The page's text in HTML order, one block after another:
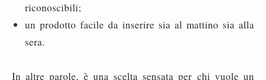
riconoscibili;
un prodotto facile da inserire sia al mattino sia alla
sera.
In altre parole, è una scelta sensata per chi vuole un